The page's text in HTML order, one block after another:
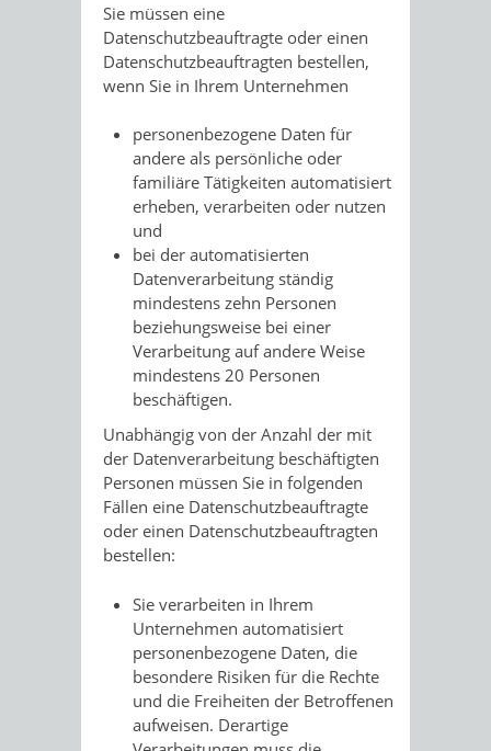
Sie müssen eine
Datenschutzbeauftragte oder einen
Datenschutzbeauftragten bestellen,
wenn Sie in Ihrem Unternehmen
personenbezogene Daten für
andere als persönliche oder
familiäre Tätigkeiten automatisiert
erheben, verarbeiten oder nutzen
und
bei der automatisierten
Datenverarbeitung ständig
mindestens zehn Personen
beziehungsweise bei einer
Verarbeitung auf andere Weise
mindestens 20 Personen
beschäftigen.
Unabhängig von der Anzahl der mit
der Datenverarbeitung beschäftigten
Personen müssen Sie in folgenden
Fällen eine Datenschutzbeauftragte
oder einen Datenschutzbeauftragten
bestellen:
Sie verarbeiten in Ihrem
Unternehmen automatisiert
personenbezogene Daten, die
besondere Risiken für die Rechte
und die Freiheiten der Betroffenen
aufweisen. Derartige